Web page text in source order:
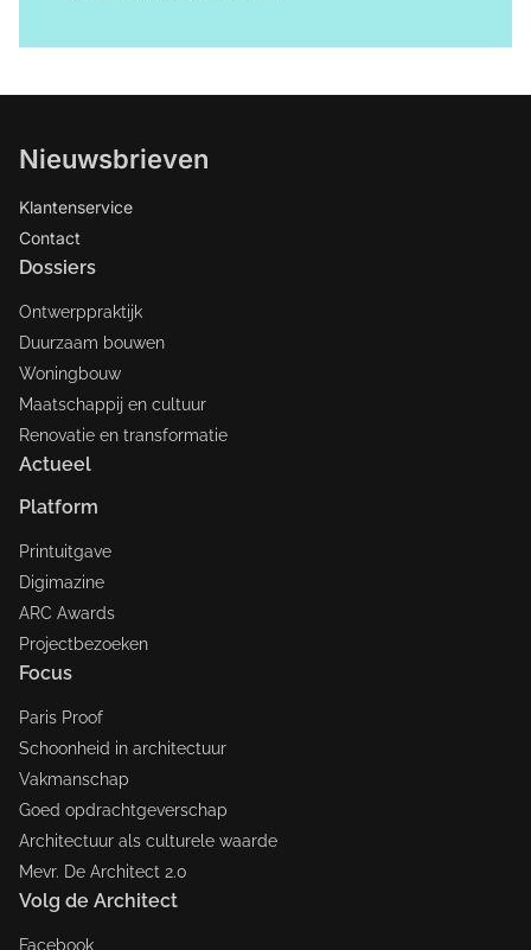
Nieuwsbrieven
Klantenservice
Contact
Dossiers
Ontwerppraktijk
Duurzaam bouwen
Woningbouw
Maatschappij en cultuur
Renovatie en transformatie
Actueel
Platform
Printuitgave
Digimazine
ARC Awards
Projectbezoeken
Focus
Paris Proof
Schoonheid in architectuur
Vakmanschap
Goed opdrachtgeverschap
Architectuur als culturele waarde
Mevr. De Architect 2.0
Volg de Architect
Facebook